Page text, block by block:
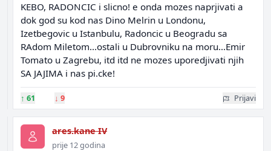
KEBO, RADONCIC i slicno! e onda mozes naprjivati a
dok god su kod nas Dino Melrin u Londonu,
Izetbegovic u Istanbulu, Radoncic u Beogradu sa
RAdom Miletom...ostali u Dubrovniku na moru...Emir
Tomato u Zagrebu, itd itd ne mozes uporedjivati njih
SA JAJIMA i nas pi.cke!
↑ 61 ↓ 9 Prijavi
ares.kane IV
prije 12 godina